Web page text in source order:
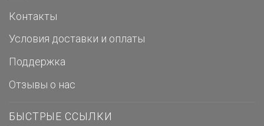
Контакты
Условия доставки и оплаты
Поддержка
Отзывы о нас
БЫСТРЫЕ ССЫЛКИ